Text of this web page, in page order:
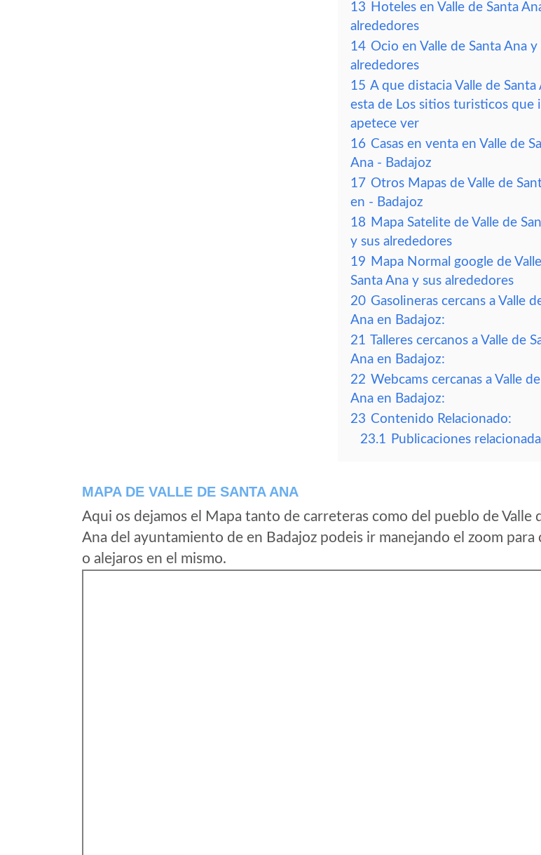
13 Hoteles en Valle de Santa
alrededores
14 Ocio en Valle de Santa Ana y
alrededores
15 A que distacia Valle de Santa
esta de Los sitios turisticos que
apetece ver
16 Casas en venta en Valle de
Ana - Badajoz
17 Otros Mapas de Valle de
en - Badajoz
18 Mapa Satelite de Valle de
y sus alrededores
19 Mapa Normal google de
Santa Ana y sus alrededores
20 Gasolineras cercans a Valle
Ana en Badajoz:
21 Talleres cercanos a Valle de
Ana en Badajoz:
22 Webcams cercanas a Valle
Ana en Badajoz:
23 Contenido Relacionado:
23.1 Publicaciones
MAPA DE VALLE DE SANTA ANA
Aqui os dejamos el Mapa tanto de carreteras como del pueblo de Valle
Ana del ayuntamiento de en Badajoz podeis ir manejando el zoom para
o alejaros en el mismo.